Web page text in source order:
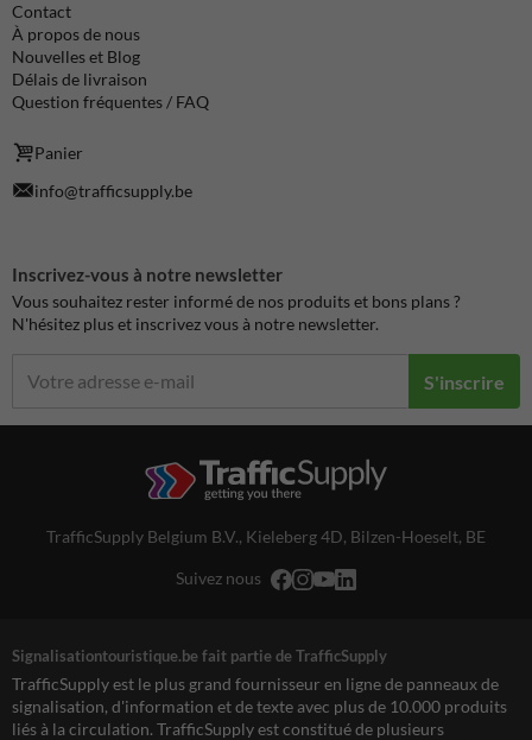
Contact
À propos de nous
Nouvelles et Blog
Délais de livraison
Question fréquentes / FAQ
Panier
info@trafficsupply.be
Inscrivez-vous à notre newsletter
Vous souhaitez rester informé de nos produits et bons plans ?
N'hésitez plus et inscrivez vous à notre newsletter.
S'inscrire
TrafficSupply Belgium B.V., Kieleberg 4D, Bilzen-Hoeselt, BE
Suivez nous
Signalisationtouristique.be fait partie de TrafficSupply
TrafficSupply est le plus grand fournisseur en ligne de panneaux de
signalisation, d'information et de texte avec plus de 10.000 produits
liés à la circulation. TrafficSupply est constitué de plusieurs